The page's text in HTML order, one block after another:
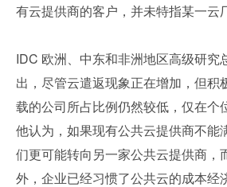
有云提供商的客户，并未特指某一云
IDC 欧洲、中东和非洲地区高级研究
出，尽管云遣返现象正在增加，但积
载的公司所占比例仍然较低，仅在个
他认为，如果现有公共云提供商不能
们更可能转向另一家公共云提供商，
外，企业已经习惯了公共云的成本经